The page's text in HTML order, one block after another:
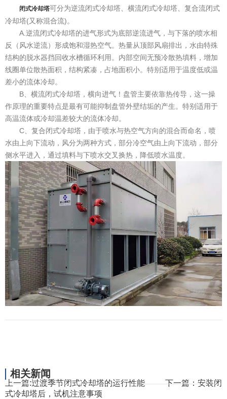
闭式冷却塔可分为逆流闭式冷却塔、横流闭式冷却塔、复合流闭式
冷却塔(又称混合流)。
A.逆流闭式冷却塔的进气形式为底部逆流进气，与下落的喷水相
反（风水逆流）形成饱和湿热空气。热量从顶部风扇排出，水由特殊
结构的脱水器挡回收水槽循环利用。内部空间无预冷散热填料，增加
线圈单位散热面积，结构紧凑，占地面积小。特别适用于温度低或温
差小的流体冷却。
B、横流闭式冷却塔，横向进气！盘管主要依靠热传导，这一操
作原理的重要特点是最有可能抑制盘管外壁结垢的产生。特别适用于
高温流体或冷却温差较大的流体冷却。
C、复合闭式冷却塔，由于喷水与热空气方向的混合而命名，喷
水由上向下流动，风分为两种方式，部分冷空气由上向下流动，部分
侧水平进入，通过填料与下喷水交叉换热，降低喷水温度。
上一篇:过渡季节闭式冷却塔的运行性能下一篇：安装闭
式冷却塔后，试机注意事项
相关新闻